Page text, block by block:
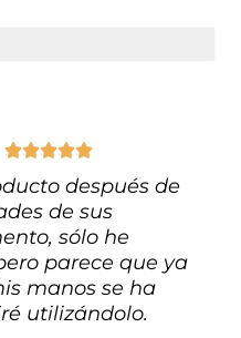

después de
de sus
sólo he
parece que ya
manos se ha
utilizándolo.